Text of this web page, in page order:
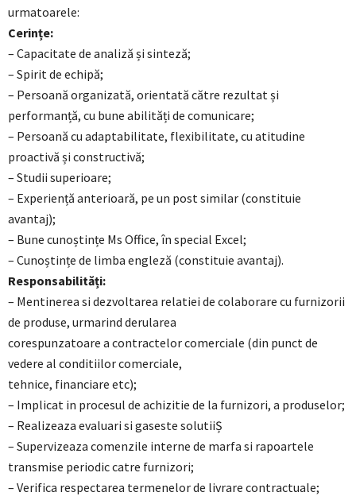
urmatoarele:
Cerințe:
– Capacitate de analiză și sinteză;
– Spirit de echipă;
– Persoană organizată, orientată către rezultat și
performanță, cu bune abilități de comunicare;
– Persoană cu adaptabilitate, flexibilitate, cu atitudine
proactivă și constructivă;
– Studii superioare;
– Experiență anterioară, pe un post similar (constituie
avantaj);
– Bune cunoștințe Ms Office, în special Excel;
– Cunoștințe de limba engleză (constituie avantaj).
Responsabilități:
– Mentinerea si dezvoltarea relatiei de colaborare cu furnizorii
de produse, urmarind derularea
corespunzatoare a contractelor comerciale (din punct de
vedere al conditiilor comerciale,
tehnice, financiare etc);
– Implicat in procesul de achizitie de la furnizori, a produselor;
– Realizeaza evaluari si gaseste solutiiȘ
– Supervizeaza comenzile interne de marfa si rapoartele
transmise periodic catre furnizori;
– Verifica respectarea termenelor de livrare contractuale;